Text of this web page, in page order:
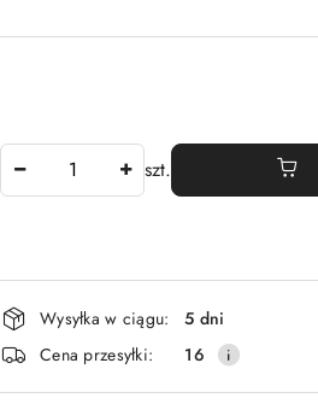
szt.
Dostępność
i
dostawa
Wysyłka w ciągu:
5 dni
Cena przesyłki:
16